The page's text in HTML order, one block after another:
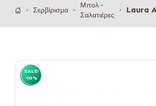
> Σερβίρισμα >
Μπολ -
Σαλατιέρες
> Laura
SALE!
-10%